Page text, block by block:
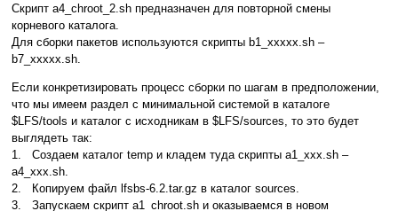
Скрипт a4_chroot_2.sh предназначен для повторной смены
корневого каталога.
Для сборки пакетов используются скрипты b1_xxxxx.sh –
b7_xxxxx.sh.
Если конкретизировать процесс сборки по шагам в предположении,
что мы имеем раздел с минимальной системой в каталоге
$LFS/tools и каталог с исходникам в $LFS/sources, то это будет
выглядеть так:
1. Создаем каталог temp и кладем туда скрипты a1_xxx.sh –
a4_xxx.sh.
2. Копируем файл lfsbs-6.2.tar.gz в каталог sources.
3. Запускаем скрипт a1_chroot.sh и оказываемся в новом